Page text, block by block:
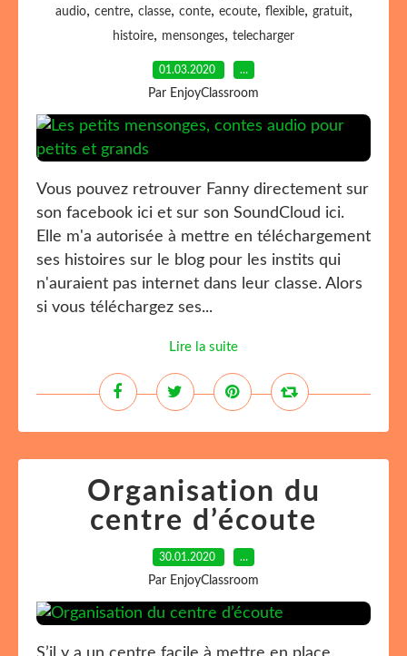
audio, centre, classe, conte, ecoute, flexible, gratuit,
histoire, mensonges, telecharger
01.03.2020 …
Par EnjoyClassroom
Vous pouvez retrouver Fanny directement sur
son facebook ici et sur son SoundCloud ici.
Elle m'a autorisée à mettre en téléchargement
ses histoires sur le blog pour les instits qui
n'auraient pas internet dans leur classe. Alors
si vous téléchargez ses...
Lire la suite
Organisation du
centre d’écoute
30.01.2020 …
Par EnjoyClassroom